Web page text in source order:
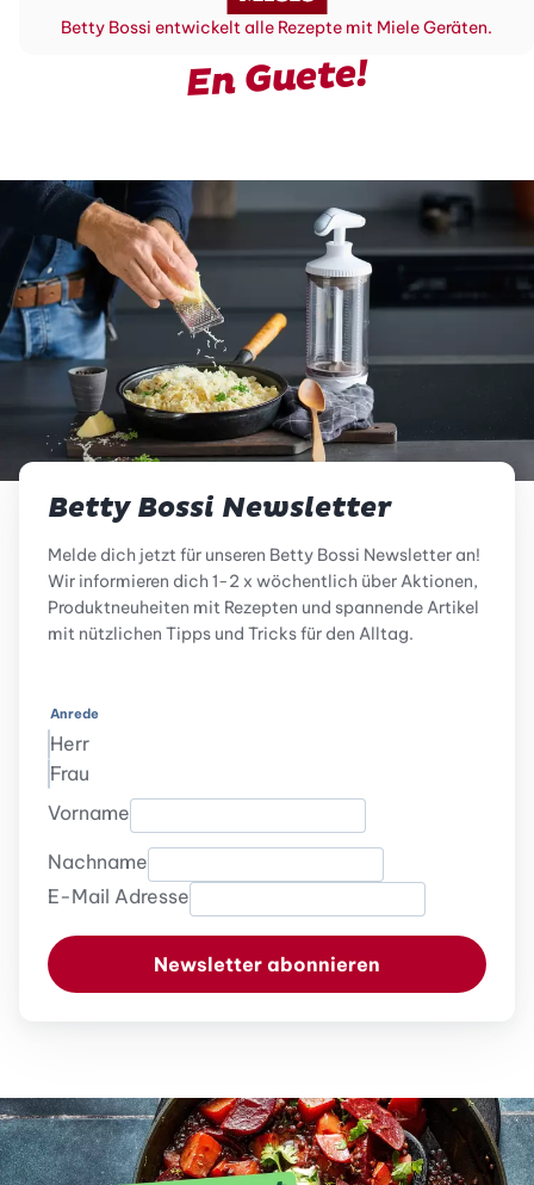
Betty Bossi entwickelt alle Rezepte mit Miele Geräten.
En Guete!
Betty Bossi Newsletter
Melde dich jetzt für unseren Betty Bossi Newsletter an!
Wir informieren dich 1-2 x wöchentlich über Aktionen,
Produktneuheiten mit Rezepten und spannende Artikel
mit nützlichen Tipps und Tricks für den Alltag.
Anrede
Herr
Frau
Vorname
Nachname
E-Mail Adresse
Newsletter abonnieren